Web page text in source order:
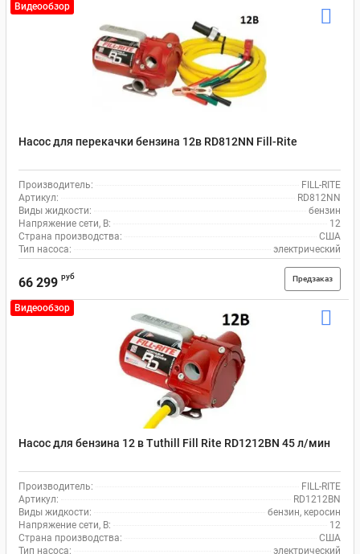
Видеообзор
Насос для перекачки бензина 12в RD812NN Fill-Rite
Производитель:
FILL-RITE
Артикул:
RD812NN
Виды жидкости:
бензин
Напряжение сети, В:
12
Страна производства:
США
Тип насоса:
электрический
66 299 руб Предзаказ
Видеообзор
Насос для бензина 12 в Tuthill Fill Rite RD1212BN 45 л/мин
Производитель:
FILL-RITE
Артикул:
RD1212BN
Виды жидкости:
бензин, керосин
Напряжение сети, В:
12
Страна производства:
США
Тип насоса:
электрический